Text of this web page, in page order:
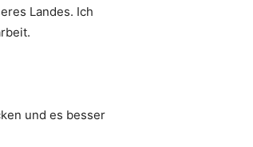
Landes. Ich
und es besser